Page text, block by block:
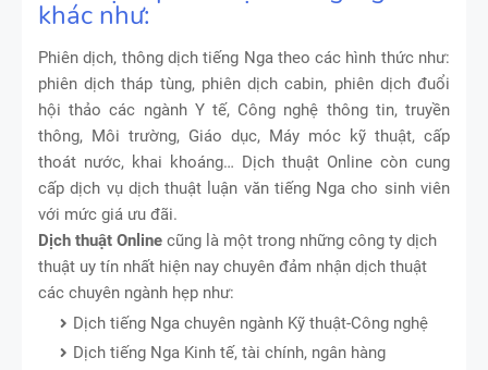
khác như:
Phiên dịch, thông dịch tiếng Nga theo các hình thức như:
phiên dịch tháp tùng, phiên dịch cabin, phiên dịch đuổi
hội thảo các ngành Y tế, Công nghệ thông tin, truyền
thông, Môi trường, Giáo dục, Máy móc kỹ thuật, cấp
thoát nước, khai khoáng… Dịch thuật Online còn cung
cấp dịch vụ dịch thuật luận văn tiếng Nga cho sinh viên
với mức giá ưu đãi.
Dịch thuật Online cũng là một trong những công ty dịch
thuật uy tín nhất hiện nay chuyên đảm nhận dịch thuật
các chuyên ngành hẹp như:
Dịch tiếng Nga chuyên ngành Kỹ thuật-Công nghệ
Dịch tiếng Nga Kinh tế, tài chính, ngân hàng